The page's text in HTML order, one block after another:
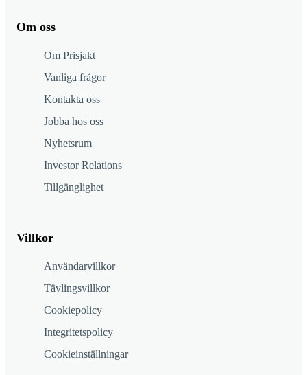
Om oss
Om Prisjakt
Vanliga frågor
Kontakta oss
Jobba hos oss
Nyhetsrum
Investor Relations
Tillgänglighet
Villkor
Användarvillkor
Tävlingsvillkor
Cookiepolicy
Integritetspolicy
Cookieinställningar